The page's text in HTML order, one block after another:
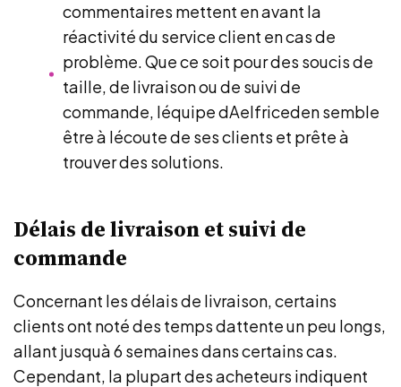
commentaires mettent en avant la
réactivité du service client en cas de
problème. Que ce soit pour des soucis de
taille, de livraison ou de suivi de
commande, léquipe dAelfriceden semble
être à lécoute de ses clients et prête à
trouver des solutions.
Délais de livraison et suivi de
commande
Concernant les délais de livraison, certains
clients ont noté des temps dattente un peu longs,
allant jusquà 6 semaines dans certains cas.
Cependant, la plupart des acheteurs indiquent